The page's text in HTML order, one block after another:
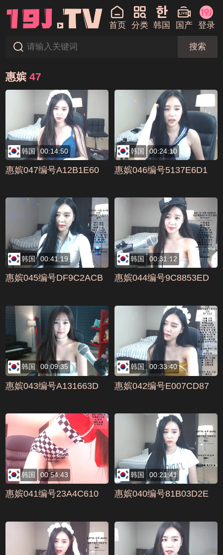
首页 分类 韩国 国产 登录
搜索
惠嫔 47
韩国 00:14:50
惠嫔047编号A12B1E60
韩国 00:24:10
惠嫔046编号5137E6D1
韩国 00:41:19
惠嫔045编号DF9C2ACB
韩国 00:31:12
惠嫔044编号9C8853ED
韩国 00:09:35
惠嫔043编号A131663D
韩国 00:33:40
惠嫔042编号E007CD87
韩国 00:54:43
惠嫔041编号23A4C610
韩国 00:21:41
惠嫔040编号81B03D2E